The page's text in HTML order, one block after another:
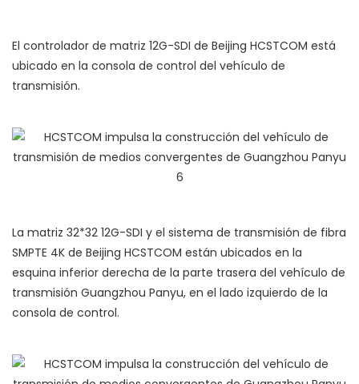
El controlador de matriz 12G-SDI de Beijing HCSTCOM está
ubicado en la consola de control del vehículo de
transmisión.
La matriz 32*32 12G-SDI y el sistema de transmisión de fibra
SMPTE 4K de Beijing HCSTCOM están ubicados en la
esquina inferior derecha de la parte trasera del vehículo de
transmisión Guangzhou Panyu, en el lado izquierdo de la
consola de control.